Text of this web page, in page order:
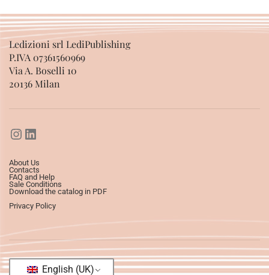
Ledizioni srl LediPublishing
P.IVA 07361560969
Via A. Boselli 10
20136 Milan
About Us
Contacts
FAQ and Help
Sale Conditions
Download the catalog in PDF
Privacy Policy
English (UK)